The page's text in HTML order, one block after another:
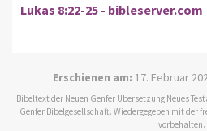
Lukas 8:22-25 - bibleserver.com
Erschienen am: 17. Februar
Bibeltext der Neuen Genfer Übersetzung Neues
Genfer Bibelgesellschaft. Wiedergegeben mit der
vorbehalten.